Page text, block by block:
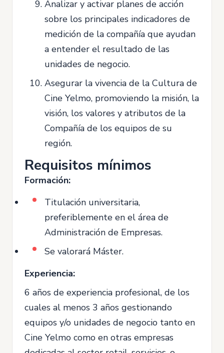
Analizar y activar planes de acción
sobre los principales indicadores de
medición de la compañía que ayudan
a entender el resultado de las
unidades de negocio.
Asegurar la vivencia de la Cultura de
Cine Yelmo, promoviendo la misión, la
visión, los valores y atributos de la
Compañía de los equipos de su
región.
Requisitos mínimos
Formación:
Titulación universitaria,
preferiblemente en el área de
Administración de Empresas.
Se valorará Máster.
Experiencia:
6 años de experiencia profesional, de los
cuales al menos 3 años gestionando
equipos y/o unidades de negocio tanto en
Cine Yelmo como en otras empresas